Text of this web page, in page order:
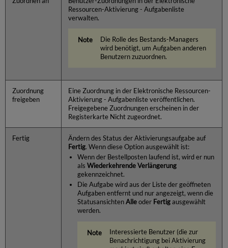
Ressourcen-Aktivierung - Aufgabenliste
verwalten.
Die Rolle des Bestands-Managers
wird benötigt, um Aufgaben anderen
Benutzern zuzuordnen.
Zuordnung
freigeben
Eine Zuordnung in der Elektronische Ressourcen-
Aktivierung - Aufgabenliste veröffentlichen.
Freigegebene Zuordnungen erscheinen in der
Registerkarte Nicht zugeordnet.
Fertig
Ändern des Status der Aktivierungsaufgabe auf
Fertig. Wenn diese Option ausgewählt ist:
Wenn der Bestellposten laufend ist, wird er nun
als Wiederkehrende Verlängerung
gekennzeichnet.
Die Aufgabe wird aus der Liste der geöffneten
Aufgaben entfernt und nur angezeigt, wenn die
Statusansichten Alleoder Fertigausgewählt
werden.
Interessierte Benutzer (die zur
Benachrichtigung bei Aktivierung